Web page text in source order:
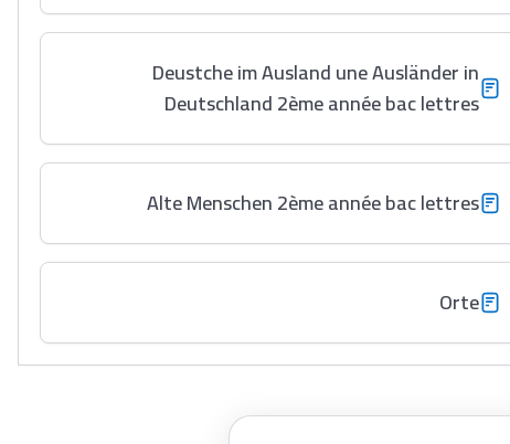
Deustche im Ausland une Ausländer in
Deutschland 2ème année bac lettres
Alte Menschen 2ème année bac lettres
Orte